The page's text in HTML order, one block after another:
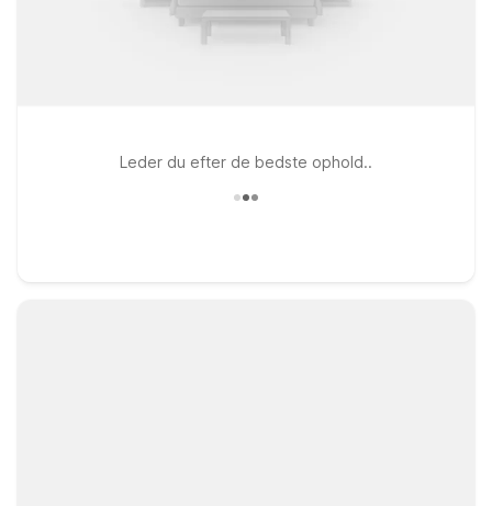
Leder du efter de bedste ophold..